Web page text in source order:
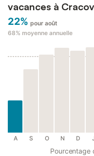
vacances à
22% pour août
68% moyenne annuelle
A S O N D
Pourcentage